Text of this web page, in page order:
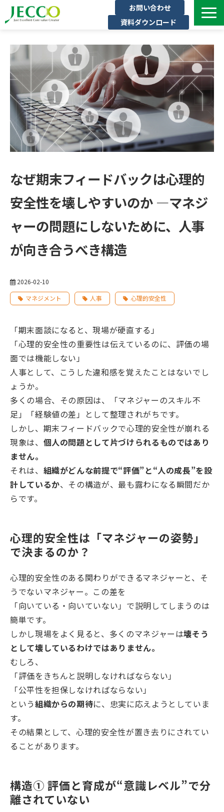
お問い合わせ
資料ダウンロード
ジェックについて
インタビュー
セミナー・イベント一覧
公開コース一覧
コラム
よくある質問
なぜ期末フィードバックは心理的
安全性を壊しやすいのか ―マネジ
ャーの問題にしないために、人事
が向き合うべき構造
2026-02-10
マネジメント
人事 心理的安全性
「期末面談になると、現場が硬直する」
「心理的安全性の重要性は伝えているのに、評価の場
面では機能しない」
人事として、こうした違和感を覚えたことはないでし
ょうか。
多くの場合、その原因は、「マネジャーのスキル不
足」「経験値の差」として整理されがちです。
しかし、期末フィードバックで心理的安全性が崩れる
現象は、 個人の問題として片づけられるものではあり
ません。
それは、 組織がどんな前提で“評価”と“人の成長”を設
計しているか、その構造が、最も露わになる瞬間だか
らです。
心理的安全性は「マネジャーの姿勢」
で決まるのか？
心理的安全性のある関わりができるマネジャーと、そ
うでないマネジャー。この差を
「向いている・向いていない」で説明してしまうのは
簡単です。
しかし現場をよく見ると、多くのマネジャーは壊そう
として壊しているわけではありません。
むしろ、
「評価をきちんと説明しなければならない」
「公平性を担保しなければならない」
という組織からの期待に、忠実に応えようとしていま
す。
その結果として、心理的安全性が置き去りにされてい
ることがあります。
構造① 評価と育成が“意識レベル”で分
離されていない